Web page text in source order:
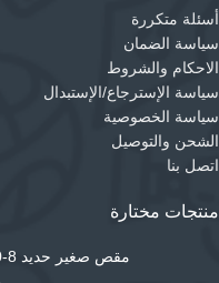
أسئلة متكررة
سياسة الضمان
الاحكام والشروط
سياسة الإسترجاع/الإستبدال
سياسة الخصوصية
الشحن والتوصيل
اتصل بنا
منتجات مختارة
مقص صغير حديد DANDY 2940-8